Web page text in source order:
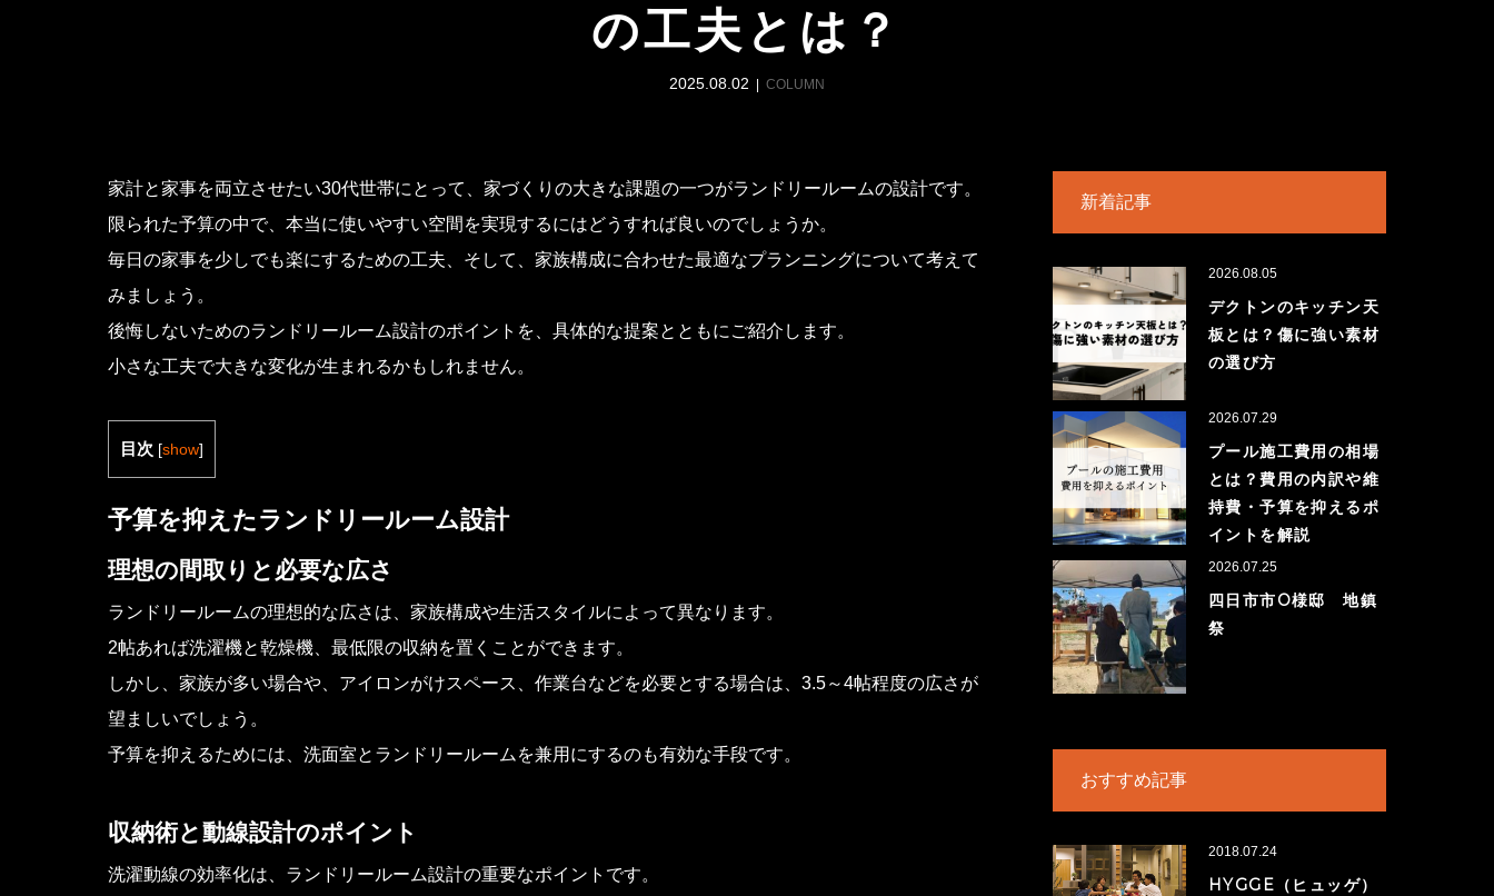
の工夫とは？
2025.08.02 COLUMN
家計と家事を両立させたい30代世帯にとって、家づくりの大きな課題の一つがランドリールームの設計です。
限られた予算の中で、本当に使いやすい空間を実現するにはどうすれば良いのでしょうか。
毎日の家事を少しでも楽にするための工夫、そして、家族構成に合わせた最適なプランニングについて考えて
みましょう。
後悔しないためのランドリールーム設計のポイントを、具体的な提案とともにご紹介します。
小さな工夫で大きな変化が生まれるかもしれません。
目次 [show]
予算を抑えたランドリールーム設計
理想の間取りと必要な広さ
ランドリールームの理想的な広さは、家族構成や生活スタイルによって異なります。
2帖あれば洗濯機と乾燥機、最低限の収納を置くことができます。
しかし、家族が多い場合や、アイロンがけスペース、作業台などを必要とする場合は、3.5～4帖程度の広さが
望ましいでしょう。
予算を抑えるためには、洗面室とランドリールームを兼用にするのも有効な手段です。
収納術と動線設計のポイント
洗濯動線の効率化は、ランドリールーム設計の重要なポイントです。
新着記事
2026.08.05
デクトンのキッチン天
板とは？傷に強い素材
の選び方
2026.07.29
プール施工費用の相場
とは？費用の内訳や維
持費・予算を抑えるポ
イントを解説
2026.07.25
四日市市O様邸 地鎮
祭
おすすめ記事
2018.07.24
HYGGE（ヒュッゲ）